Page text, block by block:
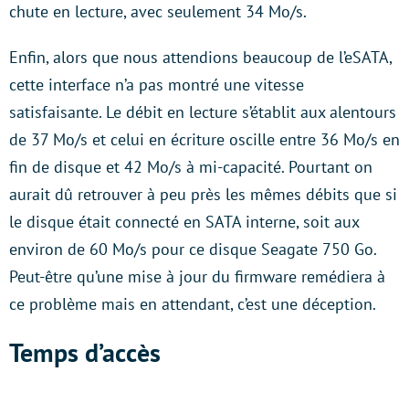
chute en lecture, avec seulement 34 Mo/s.
Enfin, alors que nous attendions beaucoup de l’eSATA,
cette interface n’a pas montré une vitesse
satisfaisante. Le débit en lecture s’établit aux alentours
de 37 Mo/s et celui en écriture oscille entre 36 Mo/s en
fin de disque et 42 Mo/s à mi-capacité. Pourtant on
aurait dû retrouver à peu près les mêmes débits que si
le disque était connecté en SATA interne, soit aux
environ de 60 Mo/s pour ce disque Seagate 750 Go.
Peut-être qu’une mise à jour du firmware remédiera à
ce problème mais en attendant, c’est une déception.
Temps d’accès